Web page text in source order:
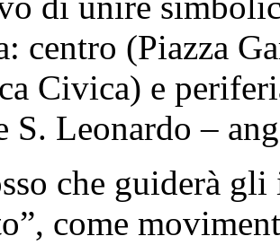
centro (Piazza
Civica) e
S. Leonardo –
che guiderà gli
come